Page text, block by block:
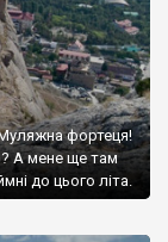
фортеця!
А мене ще там
до цього літа.